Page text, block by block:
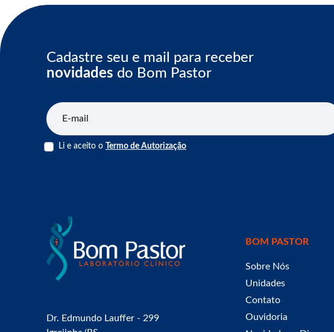
Cadastre seu e mail para receber
novidades do Bom Pastor
E-mail
Li e aceito o Termo de Autorização
Dr. Edmundo Lauffer - 299
BOM PASTOR
Sobre Nós
Unidades
Contato
Ouvidoria